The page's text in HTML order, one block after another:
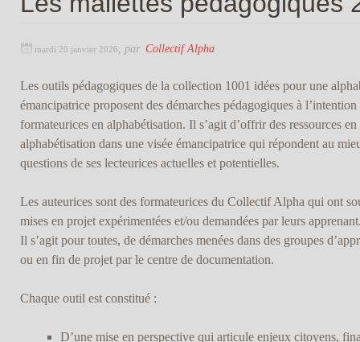
mardi 20 janvier 2026 par Collectif Alpha
Les outils pédagogiques de la collection 1001 idées pour une
émancipatrice proposent des démarches pédagogiques à l’intention
formateurices en alphabétisation. Il s’agit d’offrir des ressources en
alphabétisation dans une visée émancipatrice qui répondent au
questions de ses lecteurices actuelles et potentielles.
Les auteurices sont des formateurices du Collectif Alpha qui ont
mises en projet expérimentées et/ou demandées par leurs
Il s’agit pour toutes, de démarches menées dans des groupes
ou en fin de projet par le centre de documentation.
Chaque outil est constitué :
D’une mise en perspective qui articule enjeux citoyens,